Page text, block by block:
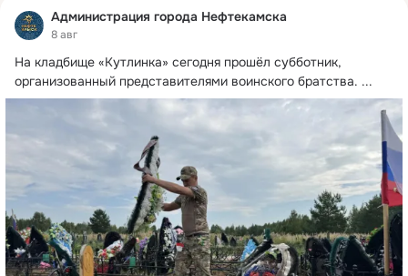
Администрация города Нефтекамска
8 авг
На кладбище «Кутлинка» сегодня прошёл субботник,
организованный представителями воинского братства. ...